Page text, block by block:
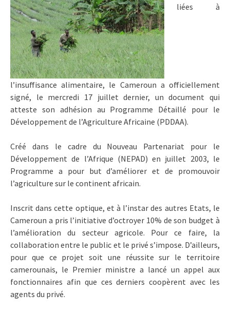
liées à
l’insuffisance alimentaire, le Cameroun a officiellement
signé, le mercredi 17 juillet dernier, un document qui
atteste son adhésion au Programme Détaillé pour le
Développement de l’Agriculture Africaine (PDDAA).
Créé dans le cadre du Nouveau Partenariat pour le
Développement de l’Afrique (NEPAD) en juillet 2003, le
Programme a pour but d’améliorer et de promouvoir
l’agriculture sur le continent africain.
Inscrit dans cette optique, et à l’instar des autres Etats, le
Cameroun a pris l’initiative d’octroyer 10% de son budget à
l’amélioration du secteur agricole. Pour ce faire, la
collaboration entre le public et le privé s’impose. D’ailleurs,
pour que ce projet soit une réussite sur le territoire
camerounais, le Premier ministre a lancé un appel aux
fonctionnaires afin que ces derniers coopèrent avec les
agents du privé.